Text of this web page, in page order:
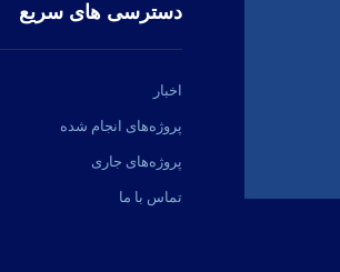
دسترسی های سریع
اخبار
پروژه‌های انجام شده
پروژه‌های جاری
تماس با ما